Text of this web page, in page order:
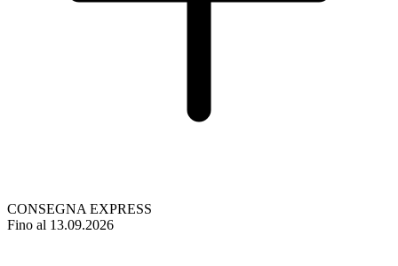
CONSEGNA EXPRESS
Fino al 13.09.2026